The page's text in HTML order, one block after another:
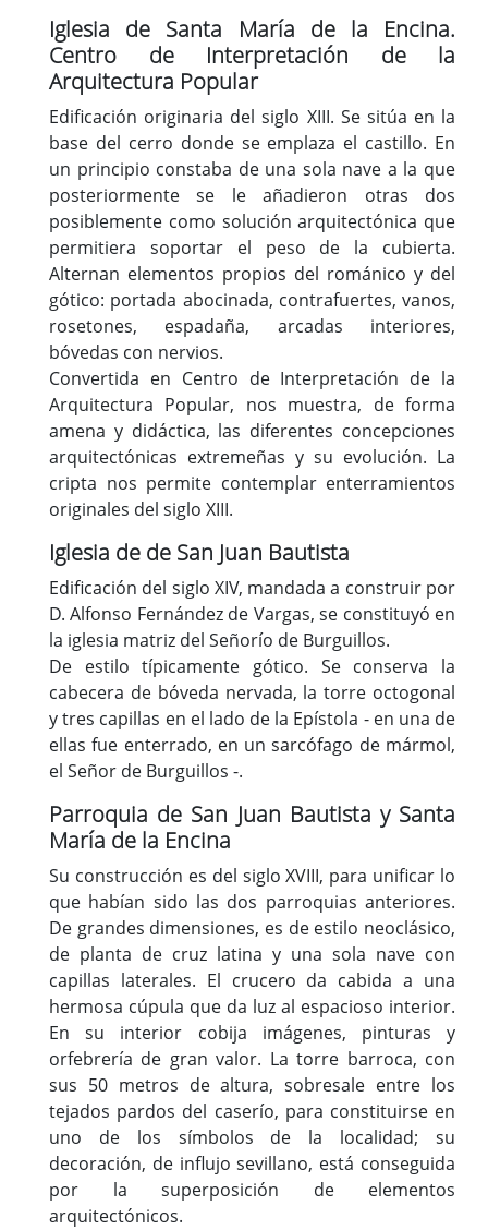
Iglesia de Santa María de la Encina.
Centro de Interpretación de la
Arquitectura Popular
Edificación originaria del siglo XIII. Se sitúa en la
base del cerro donde se emplaza el castillo. En
un principio constaba de una sola nave a la que
posteriormente se le añadieron otras dos
posiblemente como solución arquitectónica que
permitiera soportar el peso de la cubierta.
Alternan elementos propios del románico y del
gótico: portada abocinada, contrafuertes, vanos,
rosetones, espadaña, arcadas interiores,
bóvedas con nervios.
Convertida en Centro de Interpretación de la
Arquitectura Popular, nos muestra, de forma
amena y didáctica, las diferentes concepciones
arquitectónicas extremeñas y su evolución. La
cripta nos permite contemplar enterramientos
originales del siglo XIII.
Iglesia de de San Juan Bautista
Edificación del siglo XIV, mandada a construir por
D. Alfonso Fernández de Vargas, se constituyó en
la iglesia matriz del Señorío de Burguillos.
De estilo típicamente gótico. Se conserva la
cabecera de bóveda nervada, la torre octogonal
y tres capillas en el lado de la Epístola - en una de
ellas fue enterrado, en un sarcófago de mármol,
el Señor de Burguillos -.
Parroquia de San Juan Bautista y Santa
María de la Encina
Su construcción es del siglo XVIII, para unificar lo
que habían sido las dos parroquias anteriores.
De grandes dimensiones, es de estilo neoclásico,
de planta de cruz latina y una sola nave con
capillas laterales. El crucero da cabida a una
hermosa cúpula que da luz al espacioso interior.
En su interior cobija imágenes, pinturas y
orfebrería de gran valor. La torre barroca, con
sus 50 metros de altura, sobresale entre los
tejados pardos del caserío, para constituirse en
uno de los símbolos de la localidad; su
decoración, de influjo sevillano, está conseguida
por la superposición de elementos
arquitectónicos.